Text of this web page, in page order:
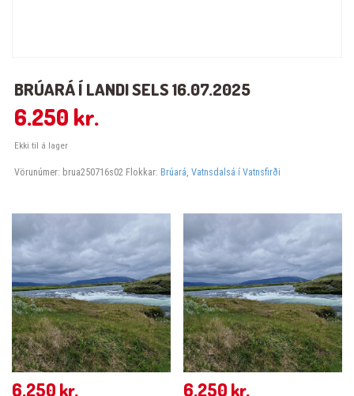
BRÚARÁ Í LANDI SELS 16.07.2025
6.250 kr.
Ekki til á lager
Vörunúmer: brua250716s02 Flokkar: Brúará, Vatnsdalsá í Vatnsfirði
6.250 kr. 6.250 kr.